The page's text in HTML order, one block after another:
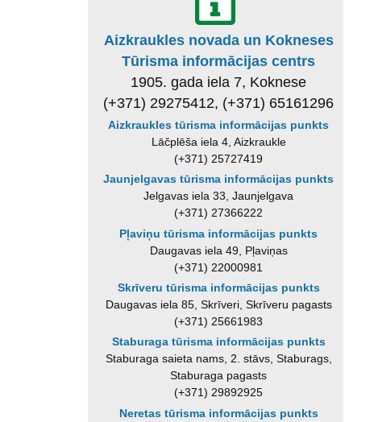
Aizkraukles novada un Kokneses
Tūrisma informācijas centrs
1905. gada iela 7, Koknese
(+371) 29275412, (+371) 65161296
Aizkraukles tūrisma informācijas punkts
Lāčplēša iela 4, Aizkraukle
(+371) 25727419
Jaunjelgavas tūrisma informācijas punkts
Jelgavas iela 33, Jaunjelgava
(+371) 27366222
Pļaviņu tūrisma informācijas punkts
Daugavas iela 49, Pļaviņas
(+371) 22000981
Skrīveru tūrisma informācijas punkts
Daugavas iela 85, Skrīveri, Skrīveru pagasts
(+371) 25661983
Staburaga tūrisma informācijas punkts
Staburaga saieta nams, 2. stāvs, Staburags,
Staburaga pagasts
(+371) 29892925
Neretas tūrisma informācijas punkts